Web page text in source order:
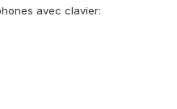
avec clavier: